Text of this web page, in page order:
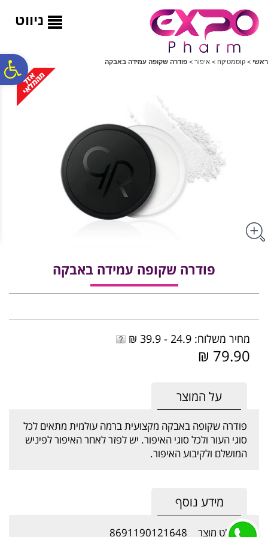
ניווט
ראשי > קוסמטיקה > איפור > פודרה שקופה עמידה באבקה
פודרה שקופה עמידה באבקה
מחיר משלוח: 24.9 - 39.9 ₪
79.90 ₪
על המוצר
פודרה שקופה באבקה מקצועית ברמה עולמית מתאים לכל
סוגי העור ולכל סוגי האיפור. יש לפזר לאחר האיפור לפיניש
המושלם ולקיבוע האיפור.
מידע נוסף
מק"ט מוצר 8691190121648